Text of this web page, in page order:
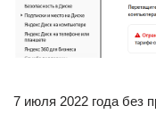
7 июля 2022 года без